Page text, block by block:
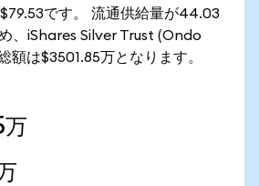
です。 流通供給量が44.03
、iShares Silver Trust (Ondo
額は$3501.85万となります。